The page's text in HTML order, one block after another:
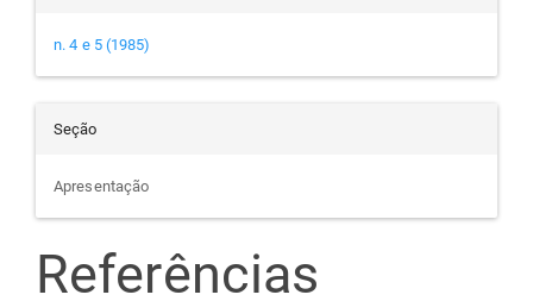
n. 4 e 5 (1985)
Seção
Apresentação
Referências